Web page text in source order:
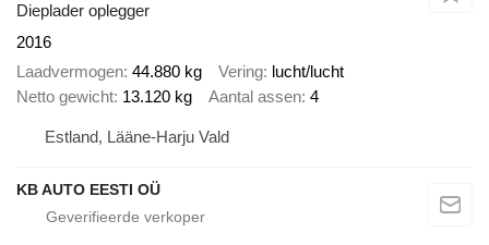
Dieplader oplegger
2016
Laadvermogen 44.880 kg Vering lucht/lucht
Netto gewicht 13.120 kg Aantal assen 4
Estland, Lääne-Harju Vald
KB AUTO EESTI OÜ